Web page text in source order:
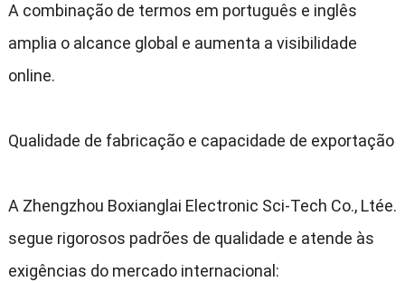
A combinação de termos em português e inglês
amplia o alcance global e aumenta a visibilidade
online.
Qualidade de fabricação e capacidade de exportação
A Zhengzhou Boxianglai Electronic Sci-Tech Co., Ltée.
segue rigorosos padrões de qualidade e atende às
exigências do mercado internacional :